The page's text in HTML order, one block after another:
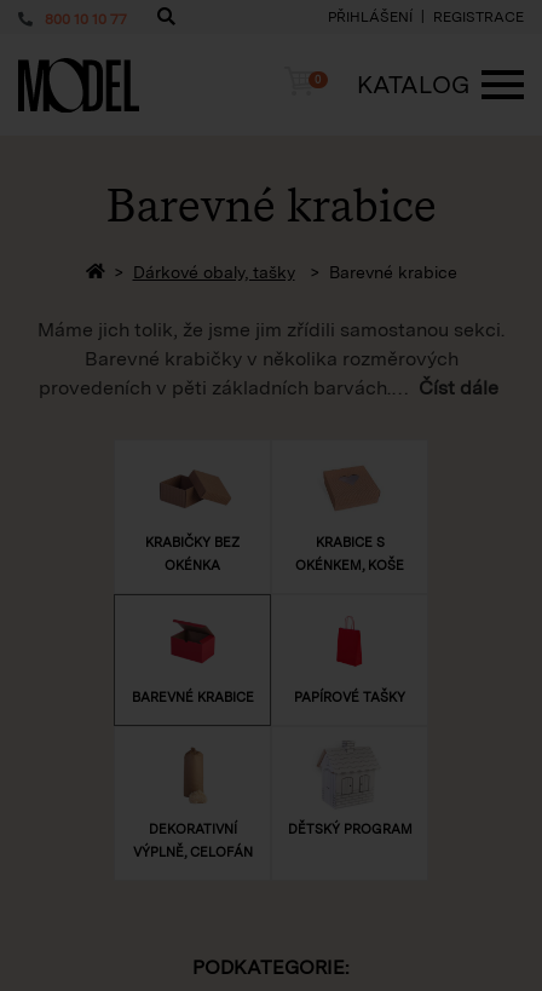
800 10 10 77 PŘIHLÁŠENÍ REGISTRACE
PackShop Košík
0
KATALOG
Barevné krabice
Zpět na homepage
Dárkové obaly, tašky Barevné krabice
Máme jich tolik, že jsme jim zřídili samostanou sekci.
Barevné krabičky v několika rozměrových
provedeních v pěti základních barvách.
Číst dále
KRABIČKY BEZ
OKÉNKA
KRABICE S
OKÉNKEM, KOŠE
BAREVNÉ KRABICE PAPÍROVÉ TAŠKY
DEKORATIVNÍ
VÝPLNĚ, CELOFÁN
DĚTSKÝ PROGRAM
PODKATEGORIE: